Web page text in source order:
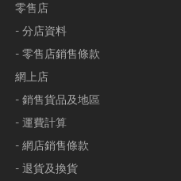
零售店
- 分店資料
- 零售店銷售條款
網上店
- 銷售貨品及地區
- 運費計算
- 網店銷售條款
- 退貨及換貨